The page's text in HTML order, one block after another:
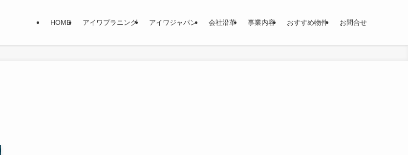
HOME アイワプラニング アイワジャパン 会社沿革 事業内容 おすすめ物件 お問合せ